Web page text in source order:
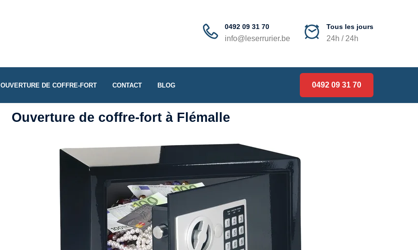
0492 09 31 70
info@leserrurier.be
Tous les jours
24h / 24h
OUVERTURE DE COFFRE-FORT CONTACT BLOG 0492 09 31 70
Ouverture de coffre-fort à Flémalle